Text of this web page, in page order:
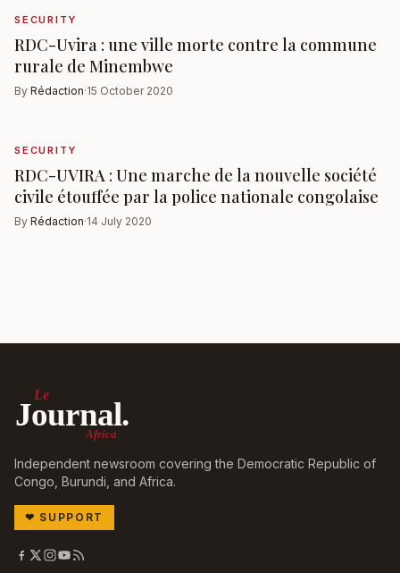
SECURITY
RDC-Uvira : une ville morte contre la commune
rurale de Minembwe
By Rédaction·15 October 2020
SECURITY
RDC-UVIRA : Une marche de la nouvelle société
civile étouffée par la police nationale congolaise
By Rédaction·14 July 2020
Le
Journal.
Africa
Independent newsroom covering the Democratic Republic of
Congo, Burundi, and Africa.
❤ SUPPORT